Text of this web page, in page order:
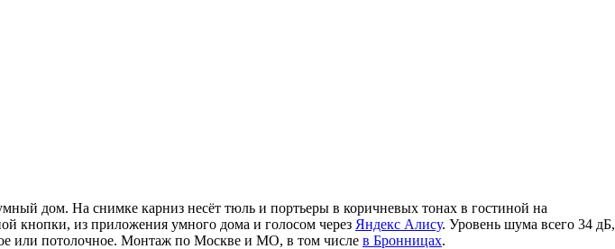
дом. На снимке карниз несёт тюль и портьеры в коричневых тонах в гостиной на
кнопки, из приложения умного дома и голосом через Яндекс Алису. Уровень шума всего 34 дБ,
или потолочное. Монтаж по Москве и МО, в том числе в Бронницах.